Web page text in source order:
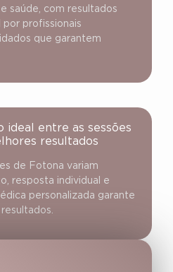
saúde, com resultados
por profissionais
que garantem
ideal entre as sessões
resultados
de Fotona variam
resposta individual e
personalizada garante